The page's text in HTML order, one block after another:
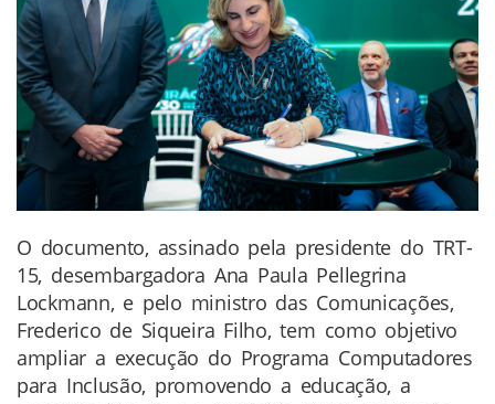
O documento, assinado pela presidente do TRT-
15, desembargadora Ana Paula Pellegrina
Lockmann, e pelo ministro das Comunicações,
Frederico de Siqueira Filho, tem como objetivo
ampliar a execução do Programa Computadores
para Inclusão, promovendo a educação, a